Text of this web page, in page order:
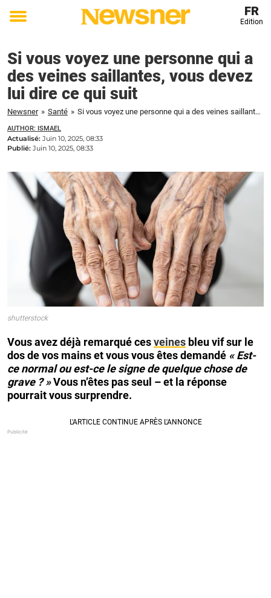
Toggle
FR
Edition
Si vous voyez une personne qui a
des veines saillantes, vous devez
lui dire ce qui suit
Newsner » Santé » Si vous voyez une personne qui a des veines saillantes, vous devez lui dire ce qui suit
AUTHOR: ISMAEL
Actualisé: Juin 10, 2025, 08:33
Publié: Juin 10, 2025, 08:33
shutterstock
Vous avez déjà remarqué cesveines bleu vif sur le
dos de vos mains et vous vous êtes demandé « Est-
ce normal ou est-ce le signe de quelque chose de
grave ? »Vous n’êtes pas seul – et la réponse
pourrait vous surprendre.